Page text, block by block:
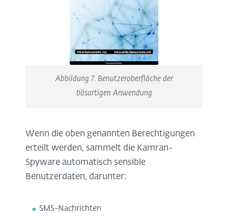
Abbildung 7. Benutzeroberfläche der
bösartigen Anwendung
Wenn die oben genannten Berechtigungen
erteilt werden, sammelt die Kamran-
Spyware automatisch sensible
Benutzerdaten, darunter:
SMS-Nachrichten